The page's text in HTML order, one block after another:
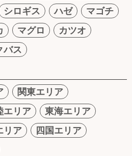
シロギス ハゼ
マゴチ
マグロ
カツオ
バス
関東エリア
エリア
東海エリア
リア
四国エリア